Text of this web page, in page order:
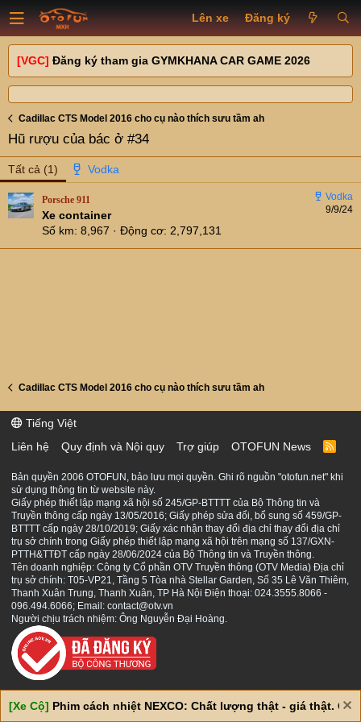
Lên xe Đăng ký
[VGC] Đăng ký tham gia GYMKHANA CAR GAME 2026
Cadillac CTS Model 2016 cho cụ nào thích sưu tầm ah
Hũ rượu của bác ở #34
Tất cả (1)
9/9/24
Porsche 911
Xe container
Số km 8,967 Động cơ 2,797,131
Cadillac CTS Model 2016 cho cụ nào thích sưu tầm ah
Tiếng Việt
Liên hệ
Quy định và Nội quy Trợ giúp OTOFUN News
R
S
Bản quyền 2006 OTOFUN, bảo lưu mọi quyền. Ghi rõ nguồn "otofun.net" khi
sử dụng thông tin từ website này.
Giấy phép thiết lập mạng xã hội số 245/GP-BTTTT của Bộ Thông tin và
Truyền thông cấp ngày 13/05/2016; Giấy phép sửa đổi, bổ sung số 459/GP-
BTTTT cấp ngày 28/10/2019; Giấy xác nhận thay đổi địa chỉ thay đổi địa chỉ
trụ sở chính trong Giấy phép thiết lập mạng xã hội trên mạng số 137/GXN-
PTTH&TTĐT cấp ngày 28/06/2024 của Bộ Thông tin và Truyền thông.
Tên doanh nghiệp: Công ty Cổ phần OTV Truyền thông (OTV Media) Địa chỉ
trụ sở chính: T05-VP21, Tầng 5 Tòa nhà Stellar Garden, Số 35 Lê Văn Thiêm,
Thanh Xuân Trung, Thanh Xuân, TP Hà Nội Điện thoại: 024.3555.8066 -
096.494.6066; Email: contact@otv.vn
Người chịu trách nhiệm: Ông Nguyễn Đại Hoàng.
[Xe Cộ] Phim cách nhiệt NEXCO: Chất lượng thật - giá thật. Giá